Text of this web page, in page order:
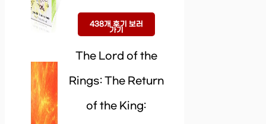
438개 후기 보러
가기
The Lord of the
Rings: The Return
of the King: